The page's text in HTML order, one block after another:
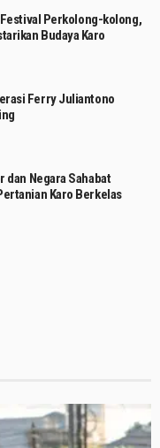
Perkolong-kolong,
Budaya Karo
Ferry Juliantono
dan Negara Sahabat
Karo Berkelas